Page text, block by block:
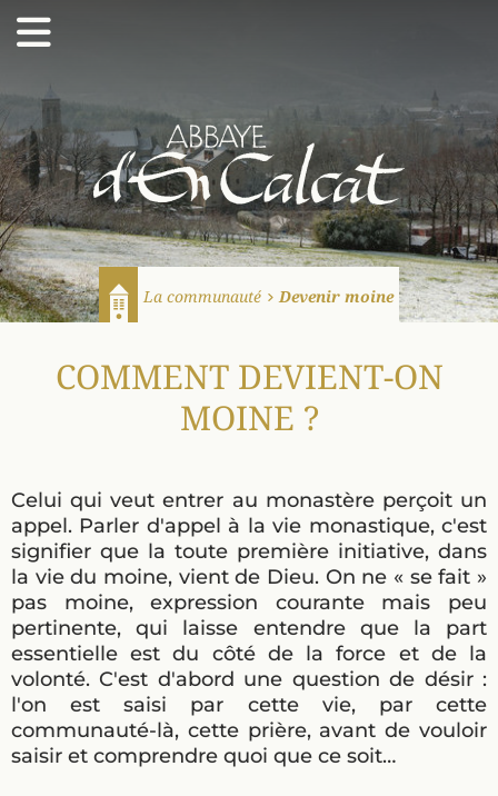
Abbaye d'En Calcat
La communauté Devenir moine
COMMENT DEVIENT-ON
MOINE ?
Celui qui veut entrer au monastère perçoit un
appel. Parler d'appel à la vie monastique, c'est
signifier que la toute première initiative, dans
la vie du moine, vient de Dieu. On ne « se fait »
pas moine, expression courante mais peu
pertinente, qui laisse entendre que la part
essentielle est du côté de la force et de la
volonté. C'est d'abord une question de désir :
l'on est saisi par cette vie, par cette
communauté-là, cette prière, avant de vouloir
saisir et comprendre quoi que ce soit…